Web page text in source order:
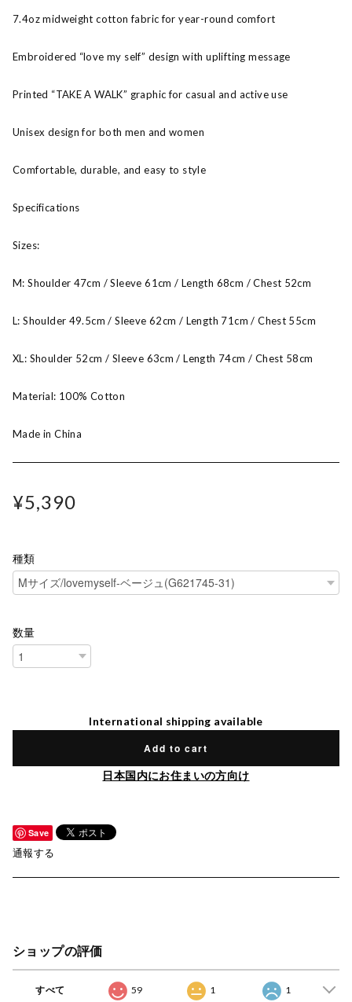
7.4oz midweight cotton fabric for year-round comfort
Embroidered “love my self” design with uplifting message
Printed “TAKE A WALK” graphic for casual and active use
Unisex design for both men and women
Comfortable, durable, and easy to style
Specifications
Sizes:
M: Shoulder 47cm / Sleeve 61cm / Length 68cm / Chest 52cm
L: Shoulder 49.5cm / Sleeve 62cm / Length 71cm / Chest 55cm
XL: Shoulder 52cm / Sleeve 63cm / Length 74cm / Chest 58cm
Material: 100% Cotton
Made in China
¥5,390
種類
数量
International shipping available
Add to cart
日本国内にお住まいの方向け
Save
通報する
ショップの評価
すべて 59 1 1